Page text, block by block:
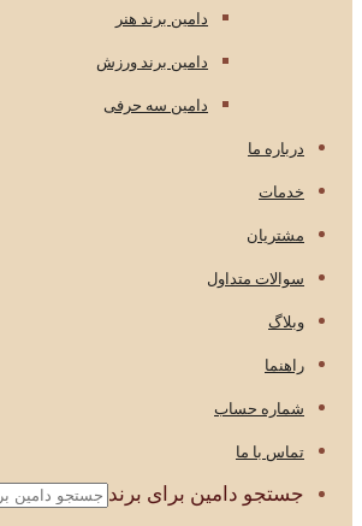
دامین برند هنر
دامین برند ورزش
دامین سه حرفی
درباره ما
خدمات
مشتریان
سوالات متداول
وبلاگ
راهنما
شماره حساب
تماس با ما
جستجو دامین برای برند